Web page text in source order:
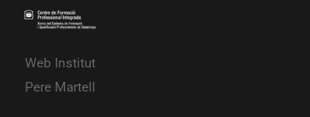
Web Institut
Pere Martell